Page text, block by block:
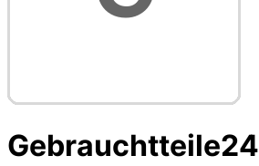
Gebrauchtteile24